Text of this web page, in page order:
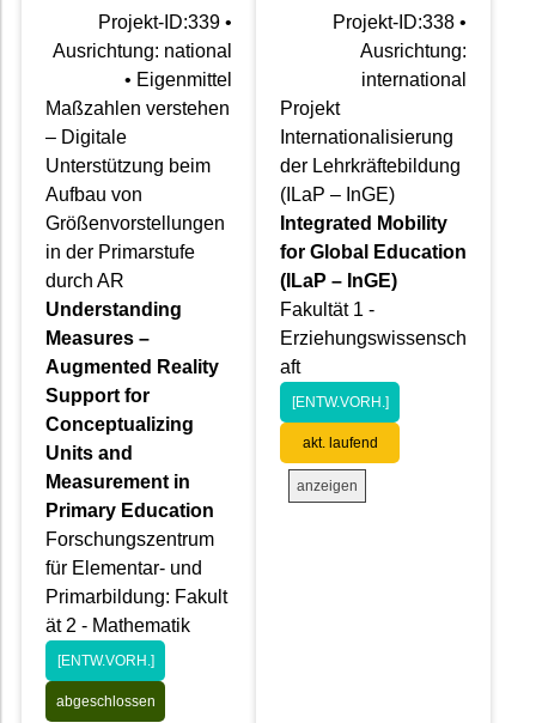
Projekt-ID:339 •
Ausrichtung: national
• Eigenmittel
Maßzahlen verstehen
– Digitale
Unterstützung beim
Aufbau von
Größenvorstellungen
in der Primarstufe
durch AR
Understanding
Measures –
Augmented Reality
Support for
Conceptualizing
Units and
Measurement in
Primary Education
Forschungszentrum
für Elementar- und
Primarbildung: Fakult
ät 2 - Mathematik
[ENTW.VORH.]
abgeschlossen
Projekt-ID:338 •
Ausrichtung:
international
Projekt
Internationalisierung
der Lehrkräftebildung
(ILaP – InGE)
Integrated Mobility
for Global Education
(ILaP – InGE)
Fakultät 1 -
Erziehungswissensch
aft
[ENTW.VORH.]
akt. laufend
anzeigen